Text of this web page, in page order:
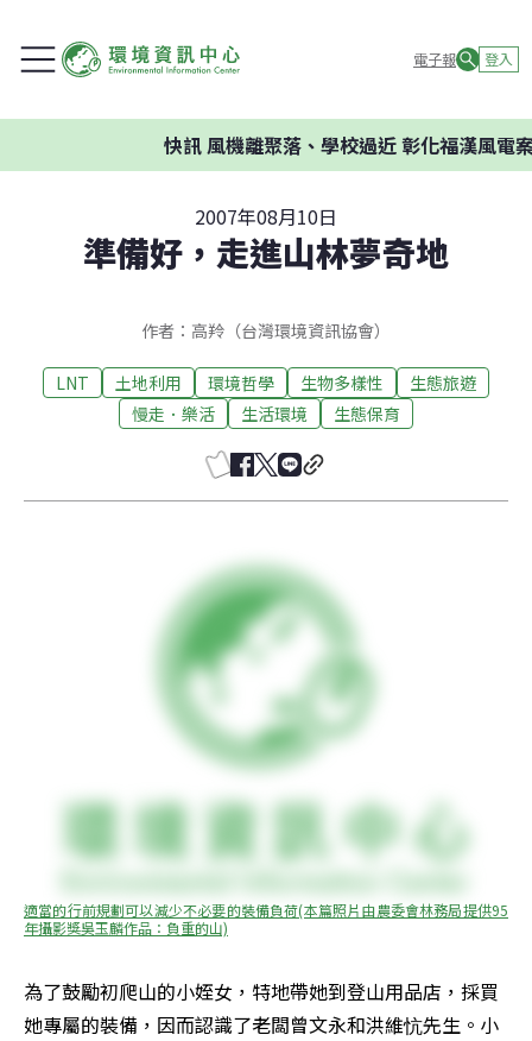
電子報 登入
快訊風機離聚落、學校過近 彰化福漢風電案
2007年08月10日
準備好，走進山林夢奇地
作者：高羚（台灣環境資訊協會）
LNT 土地利用 環境哲學 生物多樣性
生態旅遊
慢走．樂活
生活環境 生態保育
適當的行前規劃可以減少不必要的裝備負荷(本篇照片由農委會林務局提供95
年攝影獎吳玉麟作品：負重的山)
為了鼓勵初爬山的小姪女，特地帶她到登山用品店，採買
她專屬的裝備，因而認識了老闆曾文永和洪維忼先生。小